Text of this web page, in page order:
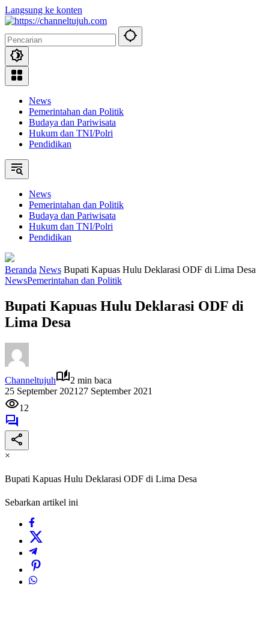
Langsung ke konten
News
Pemerintahan dan Politik
Budaya dan Pariwisata
Hukum dan TNI/Polri
Pendidikan
News
Pemerintahan dan Politik
Budaya dan Pariwisata
Hukum dan TNI/Polri
Pendidikan
Beranda News Bupati Kapuas Hulu Deklarasi ODF di Lima Desa
NewsPemerintahan dan Politik
Bupati Kapuas Hulu Deklarasi ODF di
Lima Desa
Channeltujuh
2 min baca
25 September 2021 27 September 2021
12
×
Bupati Kapuas Hulu Deklarasi ODF di Lima Desa
Sebarkan artikel ini